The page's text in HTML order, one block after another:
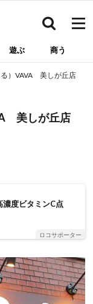
遊ぶ 商う
）VAVA 美しが丘店
美しが丘店
度ビタミンC点
ロコサポーター